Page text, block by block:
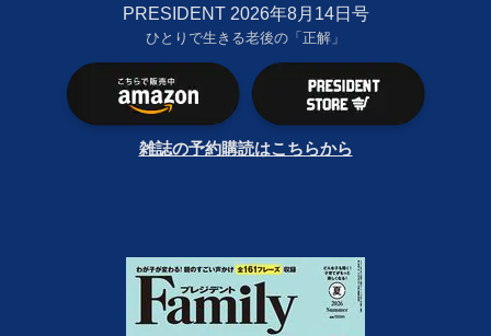
PRESIDENT 2026年8月14日号
ひとりで生きる老後の「正解」
雑誌の予約購読はこちらから